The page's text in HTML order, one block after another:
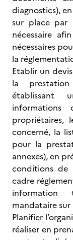
diagnostics),
sur place par
nécessaire
nécessaires
la
Etablir un
la
établissant
propriétaires,
concerné, la
pour la
annexes), en
conditions de
cadre
mandataire
Planifier
réaliser en